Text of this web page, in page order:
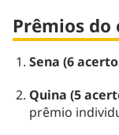
Prêmios do
Sena (6
Quina (5
prêmio